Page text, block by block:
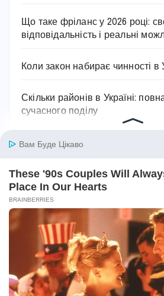
Що таке фріланс у 2026 році:
відповідальність і реальні
Коли закон набирає чинності в
Скільки районів в Україні:
сучасного поділу
Мінімалка в Україні 2026:
Останні коментарі
Ольгадо
Як лікувати
умовах: вичерпний посібник
МарiядоЯк проявляється